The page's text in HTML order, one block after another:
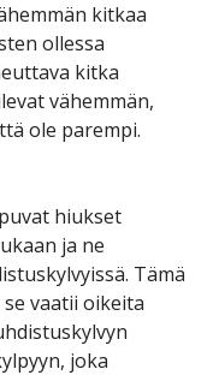
kitkaa
ollessa
kitka
vähemmän,
ole parempi.
hiukset
ja ne
Tämä
vaatii oikeita
joka